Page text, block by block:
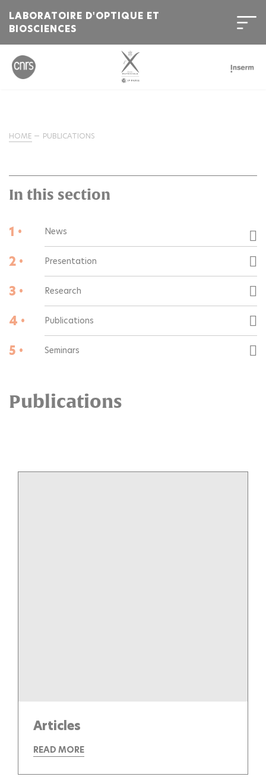
LABORATOIRE D'OPTIQUE ET
BIOSCIENCES
HOME PUBLICATIONS
In this section
1 • News
2 • Presentation
3 • Research
4 • Publications
5 • Seminars
Publications
Articles
READ MORE